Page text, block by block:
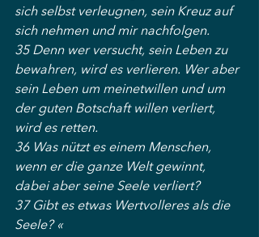
sich selbst verleugnen, sein Kreuz auf
sich nehmen und mir nachfolgen.
35 Denn wer versucht, sein Leben zu
bewahren, wird es verlieren. Wer aber
sein Leben um meinetwillen und um
der guten Botschaft willen verliert,
wird es retten.
36 Was nützt es einem Menschen,
wenn er die ganze Welt gewinnt,
dabei aber seine Seele verliert?
37 Gibt es etwas Wertvolleres als die
Seele? «